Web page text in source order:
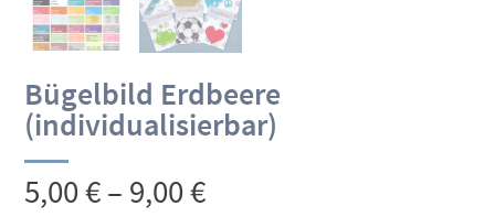
Bügelbild Erdbeere
(individualisierbar)
5,00€– 9,00€Preisspanne: